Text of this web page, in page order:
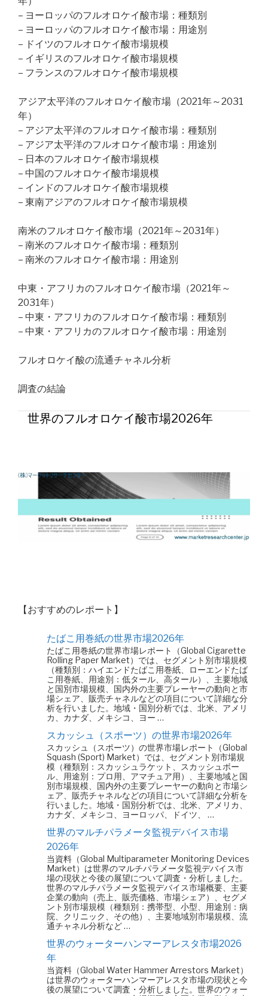
– ヨーロッパのフルオロケイ酸市場：種類別
– ヨーロッパのフルオロケイ酸市場：用途別
– ドイツのフルオロケイ酸市場規模
– イギリスのフルオロケイ酸市場規模
– フランスのフルオロケイ酸市場規模
アジア太平洋のフルオロケイ酸市場（2021年～2031
年）
– アジア太平洋のフルオロケイ酸市場：種類別
– アジア太平洋のフルオロケイ酸市場：用途別
– 日本のフルオロケイ酸市場規模
– 中国のフルオロケイ酸市場規模
– インドのフルオロケイ酸市場規模
– 東南アジアのフルオロケイ酸市場規模
南米のフルオロケイ酸市場（2021年～2031年）
– 南米のフルオロケイ酸市場：種類別
– 南米のフルオロケイ酸市場：用途別
中東・アフリカのフルオロケイ酸市場（2021年～
2031年）
– 中東・アフリカのフルオロケイ酸市場：種類別
– 中東・アフリカのフルオロケイ酸市場：用途別
フルオロケイ酸の流通チャネル分析
調査の結論
世界のフルオロケイ酸市場2026年
【おすすめのレポート】
たばこ用巻紙の世界市場2026年
たばこ用巻紙の世界市場レポート（Global Cigarette
Rolling Paper Market）では、セグメント別市場規模
（種類別：ハイエンドたばこ用巻紙、ローエンドたば
こ用巻紙、用途別：低タール、高タール）、主要地域
と国別市場規模、国内外の主要プレーヤーの動向と市
場シェア、販売チャネルなどの項目について詳細な分
析を行いました。地域・国別分析では、北米、アメリ
カ、カナダ、メキシコ、ヨー …
スカッシュ（スポーツ）の世界市場2026年
スカッシュ（スポーツ）の世界市場レポート（Global
Squash (Sport) Market）では、セグメント別市場規
模（種類別：スカッシュラケット、スカッシュボー
ル、用途別：プロ用、アマチュア用）、主要地域と国
別市場規模、国内外の主要プレーヤーの動向と市場シ
ェア、販売チャネルなどの項目について詳細な分析を
行いました。地域・国別分析では、北米、アメリカ、
カナダ、メキシコ、ヨーロッパ、ドイツ、 …
世界のマルチパラメータ監視デバイス市場
2026年
当資料（Global Multiparameter Monitoring Devices
Market）は世界のマルチパラメータ監視デバイス市
場の現状と今後の展望について調査・分析しました。
世界のマルチパラメータ監視デバイス市場概要、主要
企業の動向（売上、販売価格、市場シェア）、セグメ
ント別市場規模（種類別：携帯型、小型、用途別：病
院、クリニック、その他）、主要地域別市場規模、流
通チャネル分析など …
世界のウォーターハンマーアレスタ市場2026
年
当資料（Global Water Hammer Arrestors Market）
は世界のウォーターハンマーアレスタ市場の現状と今
後の展望について調査・分析しました。世界のウォー